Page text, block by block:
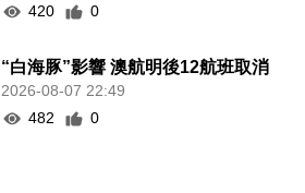
420
0
“白海豚”影響 澳航明後12航班取消
2026-08-07 22:49
482
0